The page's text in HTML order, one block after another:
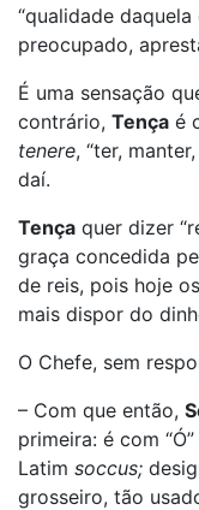
“qualidade
preocupado,
É uma sensação
contrário, Tença é
tenere, “ter,
daí.
Tença quer dizer
graça concedida
de reis, pois hoje
mais dispor do
O Chefe, sem
– Com que então,
primeira: é com
Latim soccus;
grosseiro, tão